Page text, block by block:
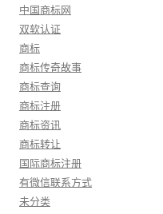
中国商标网
双软认证
商标
商标传奇故事
商标查询
商标注册
商标资讯
商标转让
国际商标注册
有微信联系方式
未分类